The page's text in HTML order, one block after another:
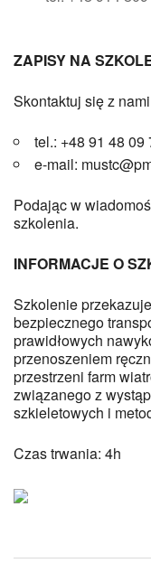
ZAPISY NA
Skontaktuj się z
tel.: +48 91 48 09
e-mail:
Podając w
szkolenia.
INFORMACJE O
Szkolenie
bezpiecznego
prawidłowych
przenoszeniem
przestrzeni farm
związanego z
szkieletowych i
Czas trwania: 4h